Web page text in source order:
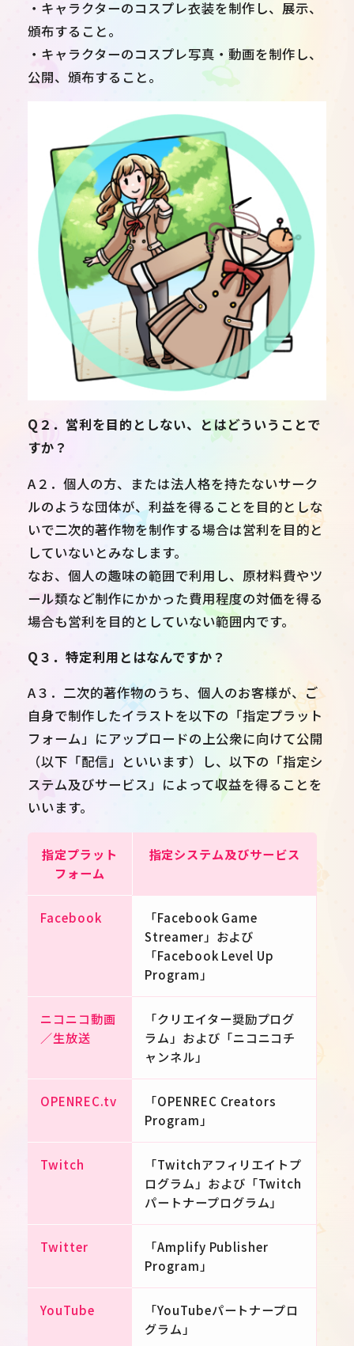
・キャラクターのコスプレ衣装を制作し、展示、
頒布すること。
・キャラクターのコスプレ写真・動画を制作し、
公開、頒布すること。
Q２．営利を目的としない、とはどういうことで
すか？
A２．個人の方、または法人格を持たないサーク
ルのような団体が、利益を得ることを目的としな
いで二次的著作物を制作する場合は営利を目的と
していないとみなします。
なお、個人の趣味の範囲で利用し、原材料費やツ
ール類など制作にかかった費用程度の対価を得る
場合も営利を目的としていない範囲内です。
Q３．特定利用とはなんですか？
A３．二次的著作物のうち、個人のお客様が、ご
自身で制作したイラストを以下の「指定プラット
フォーム」にアップロードの上公衆に向けて公開
（以下「配信」といいます）し、以下の「指定シ
ステム及びサービス」によって収益を得ることを
いいます。
指定プラット
フォーム
指定システム及びサービス
Facebook
「Facebook Game
Streamer」および
「Facebook Level Up
Program」
ニコニコ動画
／生放送
「クリエイター奨励プログ
ラム」および「ニコニコチ
ャンネル」
OPENREC.tv
「OPENREC Creators
Program」
Twitch
「Twitchアフィリエイトプ
ログラム」および「Twitch
パートナープログラム」
Twitter
「Amplify Publisher
Program」
YouTube
「YouTubeパートナープロ
グラム」